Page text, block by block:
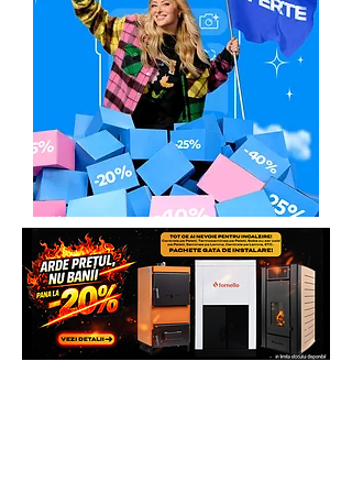
*NOTA: Daca un utilaj are o valoare
mai mica de 500 Euro (TVA exclus),
acesta se poate finanta daca se
cumuleaza cu achizitia unui alt utilaj,
impreuna astfel depasind aceasta
valoare.
Solicita Leasing:
Tel.:0739. 61 22.88 sau Email.
contact@generatoare.eu